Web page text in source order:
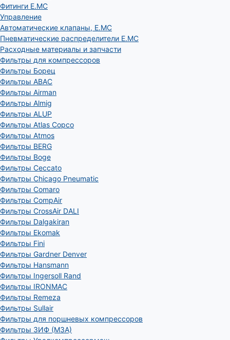
Фитинги E.MC
Управление
Автоматические клапаны, Е.МС
Пневматические распределители E.MC
Расходные материалы и запчасти
Фильтры для компрессоров
Фильтры Борец
Фильтры ABAC
Фильтры Airman
Фильтры Almig
Фильтры ALUP
Фильтры Atlas Copco
Фильтры Atmos
Фильтры BERG
Фильтры Boge
Фильтры Ceccato
Фильтры Chicago Pneumatic
Фильтры Comaro
Фильтры CompAir
Фильтры CrossAir DALI
Фильтры Dalgakiran
Фильтры Ekomak
Фильтры Fini
Фильтры Gardner Denver
Фильтры Hansmann
Фильтры Ingersoll Rand
Фильтры IRONMAC
Фильтры Remeza
Фильтры Sullair
Фильтры для поршневых компрессоров
Фильтры ЗИФ (МЗА)